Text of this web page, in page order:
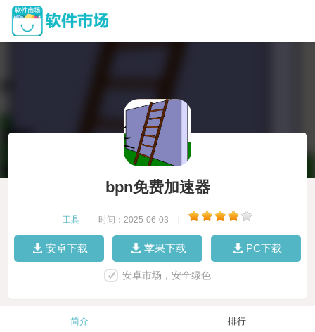
bpn免费加速器
工具 时间：2025-06-03
安卓下载 苹果下载 PC下载
安卓市场，安全绿色
简介 排行